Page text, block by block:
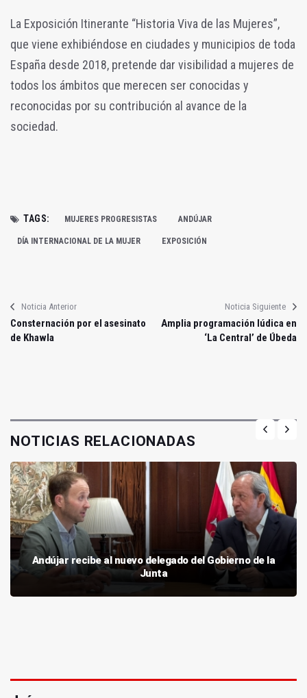
La Exposición Itinerante “Historia Viva de las Mujeres”,
que viene exhibiéndose en ciudades y municipios de toda
España desde 2018, pretende dar visibilidad a mujeres de
todos los ámbitos que merecen ser conocidas y
reconocidas por su contribución al avance de la
sociedad.
TAGS: MUJERES PROGRESISTAS ANDÚJAR
DÍA INTERNACIONAL DE LA MUJER EXPOSICIÓN
Noticia Anterior
Consternación por el asesinato
de Khawla
Noticia Siguiente
Amplia programación lúdica en
‘La Central’ de Úbeda
NOTICIAS RELACIONADAS
Andújar recibe al nuevo delegado del Gobierno de la
Junta